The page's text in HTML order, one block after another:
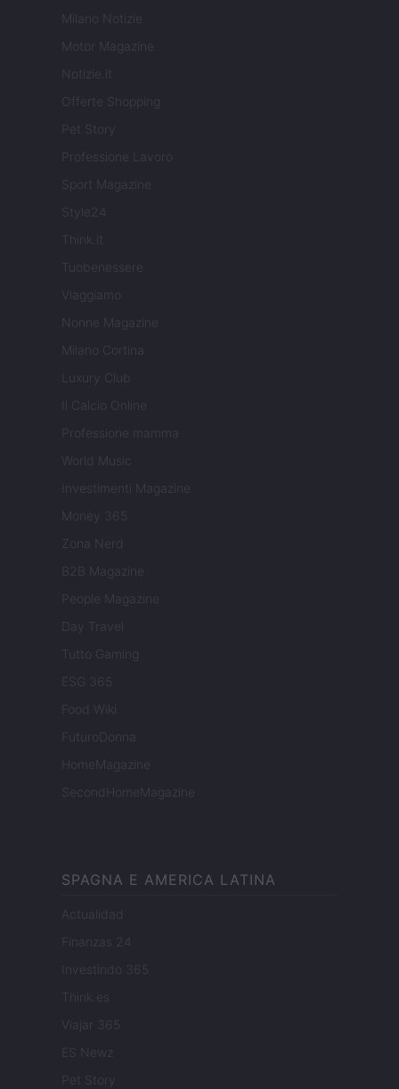
Milano Notizie
Motor Magazine
Notizie.it
Offerte Shopping
Pet Story
Professione Lavoro
Sport Magazine
Style24
Think.it
Tuobenessere
Viaggiamo
Nonne Magazine
Milano Cortina
Luxury Club
Il Calcio Online
Professione mamma
World Music
Investimenti Magazine
Money 365
Zona Nerd
B2B Magazine
People Magazine
Day Travel
Tutto Gaming
ESG 365
Food Wiki
FuturoDonna
HomeMagazine
SecondHomeMagazine
SPAGNA E AMERICA LATINA
Actualidad
Finanzas 24
Investindo 365
Think.es
Viajar 365
ES Newz
Pet Story